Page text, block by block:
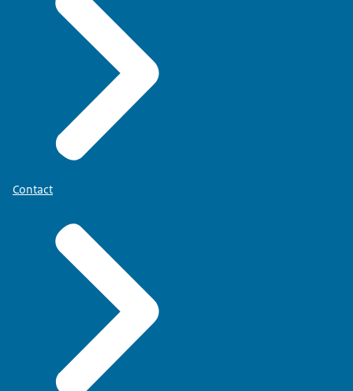
Contact